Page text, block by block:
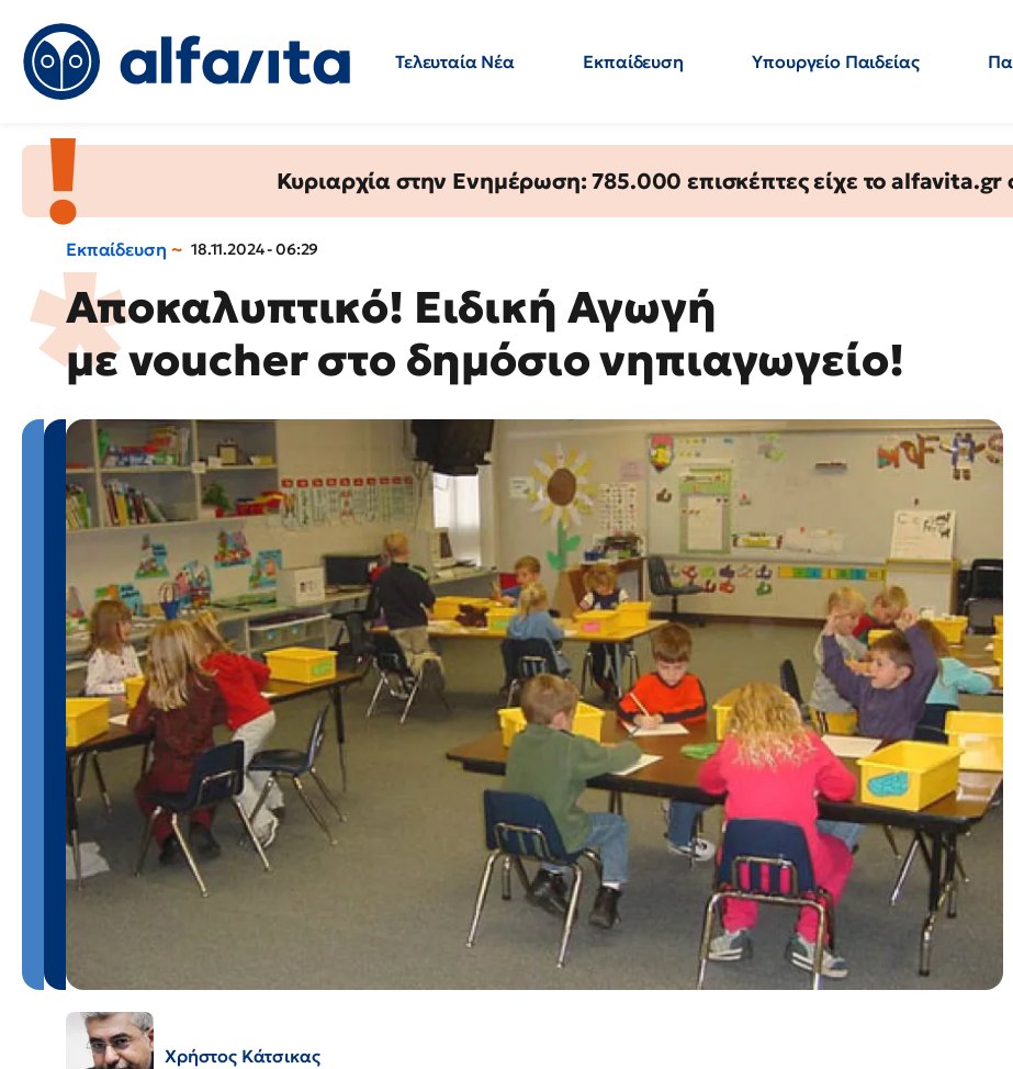
Τελευταία Νέα Εκπαίδευση Υπουργείο Παιδείας
Κυριαρχία στην Ενημέρωση: 785.000 επισκέπτες είχε το alfavita.gr
Εκπαίδευση 18.11.2024 - 06:29
Αποκαλυπτικό! Ειδική Αγωγή
με voucher στο δημόσιο νηπιαγωγείο!
Χρήστος Κάτσικας